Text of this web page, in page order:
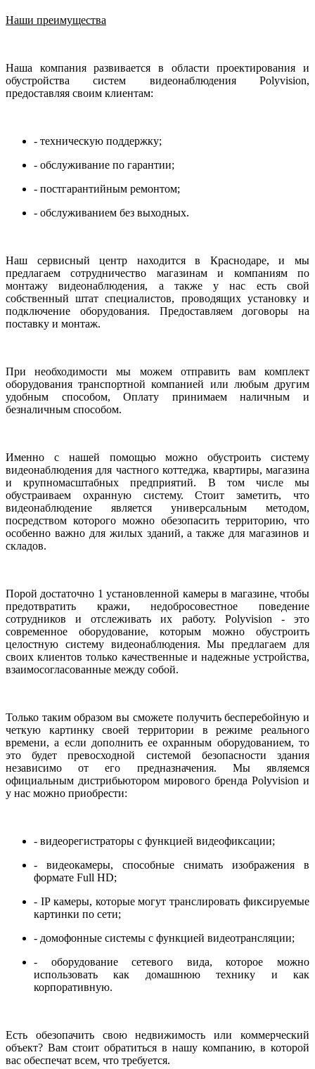
Наши преимущества
Наша компания развивается в области проектирования и
обустройства систем видеонаблюдения Polyvision,
предоставляя своим клиентам:
- техническую поддержку;
- обслуживание по гарантии;
- постгарантийным ремонтом;
- обслуживанием без выходных.
Наш сервисный центр находится в Краснодаре, и мы
предлагаем сотрудничество магазинам и компаниям по
монтажу видеонаблюдения, а также у нас есть свой
собственный штат специалистов, проводящих установку и
подключение оборудования. Предоставляем договоры на
поставку и монтаж.
При необходимости мы можем отправить вам комплект
оборудования транспортной компанией или любым другим
удобным способом, Оплату принимаем наличным и
безналичным способом.
Именно с нашей помощью можно обустроить систему
видеонаблюдения для частного коттеджа, квартиры, магазина
и крупномасштабных предприятий. В том числе мы
обустраиваем охранную систему. Стоит заметить, что
видеонаблюдение является универсальным методом,
посредством которого можно обезопасить территорию, что
особенно важно для жилых зданий, а также для магазинов и
складов.
Порой достаточно 1 установленной камеры в магазине, чтобы
предотвратить кражи, недобросовестное поведение
сотрудников и отслеживать их работу. Polyvision - это
современное оборудование, которым можно обустроить
целостную систему видеонаблюдения. Мы предлагаем для
своих клиентов только качественные и надежные устройства,
взаимосогласованные между собой.
Только таким образом вы сможете получить бесперебойную и
четкую картинку своей территории в режиме реального
времени, а если дополнить ее охранным оборудованием, то
это будет превосходной системой безопасности здания
независимо от его предназначения. Мы являемся
официальным дистрибьютором мирового бренда Polyvision и
у нас можно приобрести:
- видеорегистраторы с функцией видеофиксации;
- видеокамеры, способные снимать изображения в
формате Full HD;
- IP камеры, которые могут транслировать фиксируемые
картинки по сети;
- домофонные системы с функцией видеотрансляции;
- оборудование сетевого вида, которое можно
использовать как домашнюю технику и как
корпоративную.
Есть обезопачить свою недвижимость или коммерческий
объект? Вам стоит обратиться в нашу компанию, в которой
вас обеспечат всем, что требуется.